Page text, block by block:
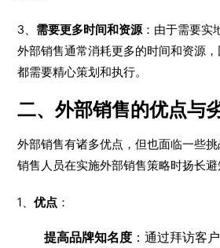
3、 需要更多时间和资源 ：由于需要实
外部销售通常消耗更多的时间和资源
都需要精心策划和执行。
二、外部销售的优点与
外部销售有诸多优点，但也面临一些
销售人员在实施外部销售策略时扬长避
1、优点 ：
提高品牌知名度 ：通过拜访客